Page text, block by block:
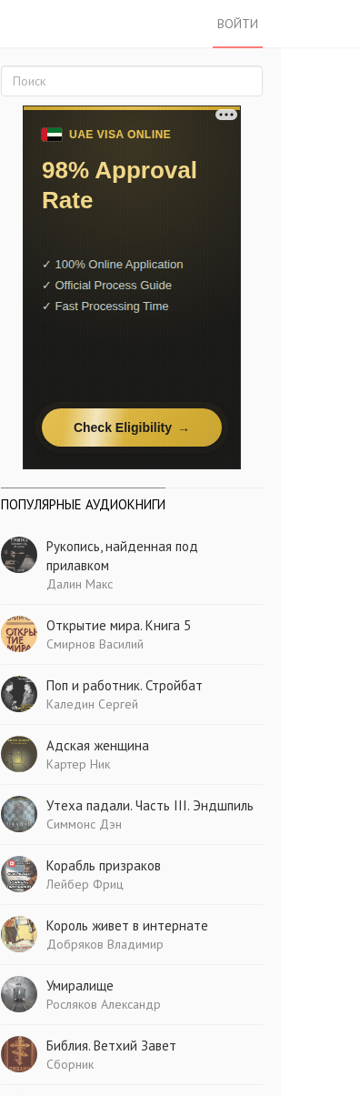
ВОЙТИ
ПОПУЛЯРНЫЕ АУДИОКНИГИ
Рукопись, найденная под
прилавком
Далин Макс
Открытие мира. Книга 5
Смирнов Василий
Поп и работник. Стройбат
Каледин Сергей
Адская женщина
Картер Ник
Утеха падали. Часть III. Эндшпиль
Симмонс Дэн
Корабль призраков
Лейбер Фриц
Король живет в интернате
Добряков Владимир
Умиралище
Росляков Александр
Библия. Ветхий Завет
Сборник